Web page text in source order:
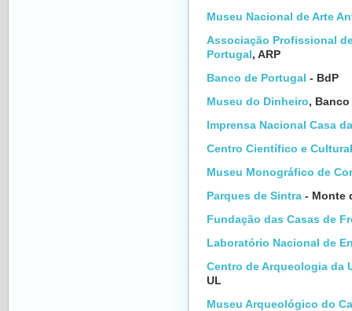
Museu Nacional de Arte
Associação Profissional
Portugal , ARP
Banco de Portugal - BdP
Museu do Dinheiro,
Imprensa Nacional Casa
Centro Científico e
Museu Monográfico de
Parques de Sintra - Monte
Fundação das Casas de
Laboratório Nacional de
Centro de Arqueologia da
UL
Museu Arqueológico do